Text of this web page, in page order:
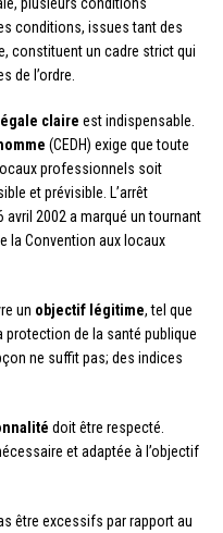
plusieurs conditions
conditions, issues tant des
constituent un cadre strict qui
de l’ordre.
claire est indispensable.
(CEDH) exige que toute
professionnels soit
et prévisible. L’arrêt
avril 2002 a marqué un tournant
la Convention aux locaux
un objectif légitime, tel que
protection de la santé publique
ne suffit pas; des indices
doit être respecté.
et adaptée à l’objectif
être excessifs par rapport au